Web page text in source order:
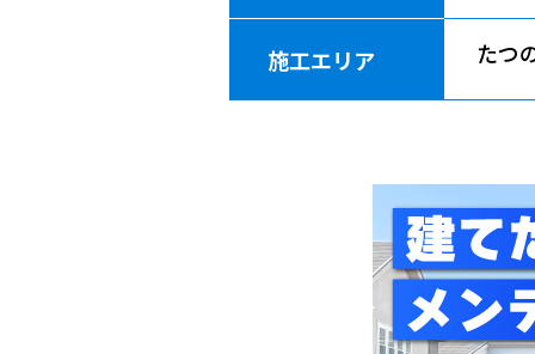
施工エリア たつ